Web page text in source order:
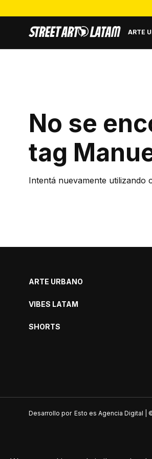
ARTE
No se
tag
Intentá nuevamente utilizando
ARTE URBANO
VIBES LATAM
SHORTS
Desarrollo por Esto es Agencia Digital |